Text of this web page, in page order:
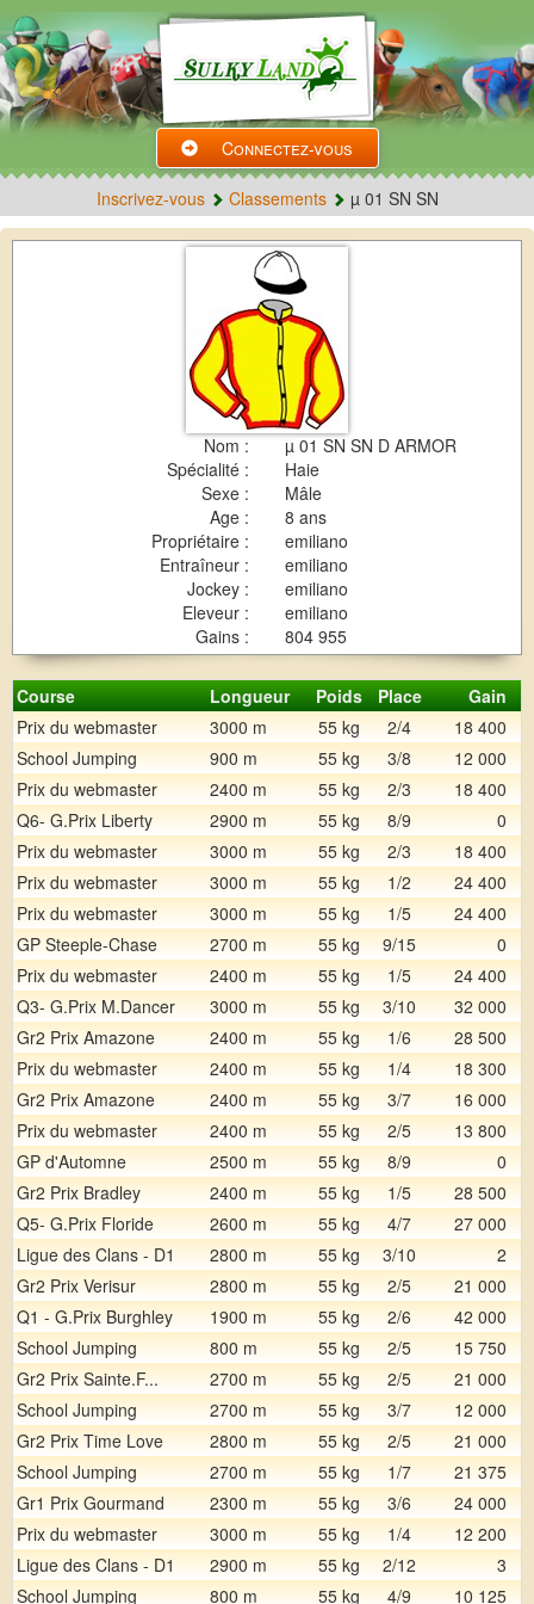
Connectez-vous
Inscrivez-vous Classements µ 01 SN SN
Nom :
µ 01 SN SN D ARMOR
Spécialité :
Haie
Sexe :
Mâle
Age :
8 ans
Propriétaire :
emiliano
Entraîneur :
emiliano
Jockey :
emiliano
Eleveur :
emiliano
Gains :
804 955
Course Longueur Poids Place
Gain
Prix du webmaster
3000 m 55 kg 2/4 18 400
School Jumping
900 m 55 kg 3/8 12 000
Prix du webmaster
2400 m 55 kg 2/3 18 400
Q6- G.Prix Liberty
2900 m 55 kg 8/9 0
Prix du webmaster
3000 m 55 kg 2/3 18 400
Prix du webmaster
3000 m 55 kg 1/2 24 400
Prix du webmaster
3000 m 55 kg 1/5 24 400
GP Steeple-Chase
2700 m 55 kg 9/15 0
Prix du webmaster
2400 m 55 kg 1/5 24 400
Q3- G.Prix M.Dancer
3000 m 55 kg 3/10 32 000
Gr2 Prix Amazone
2400 m 55 kg 1/6 28 500
Prix du webmaster
2400 m 55 kg 1/4 18 300
Gr2 Prix Amazone
2400 m 55 kg 3/7 16 000
Prix du webmaster
2400 m 55 kg 2/5 13 800
GP d'Automne
2500 m 55 kg 8/9 0
Gr2 Prix Bradley
2400 m 55 kg 1/5 28 500
Q5- G.Prix Floride
2600 m 55 kg 4/7 27 000
Ligue des Clans - D1
2800 m 55 kg 3/10 2
Gr2 Prix Verisur
2800 m 55 kg 2/5 21 000
Q1 - G.Prix Burghley
1900 m 55 kg 2/6 42 000
School Jumping
800 m 55 kg 2/5 15 750
Gr2 Prix Sainte.F...
2700 m 55 kg 2/5 21 000
School Jumping
2700 m 55 kg 3/7 12 000
Gr2 Prix Time Love
2800 m 55 kg 2/5 21 000
School Jumping
2700 m 55 kg 1/7 21 375
Gr1 Prix Gourmand
2300 m 55 kg 3/6 24 000
Prix du webmaster
3000 m 55 kg 1/4 12 200
Ligue des Clans - D1
2900 m 55 kg 2/12 3
School Jumping
800 m 55 kg 4/9 10 125